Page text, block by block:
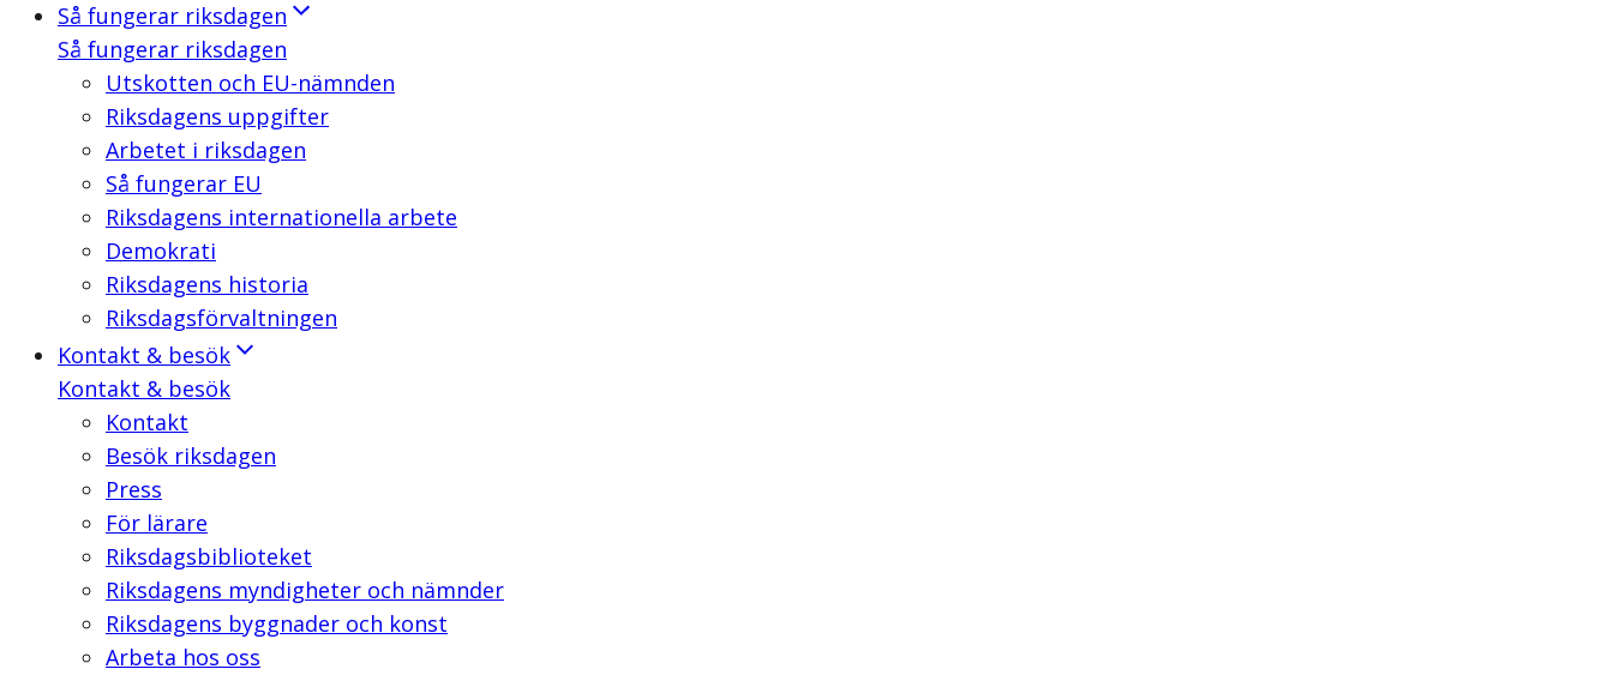
Så fungerar riksdagen
Så fungerar riksdagen
Utskotten och EU-nämnden
Riksdagens uppgifter
Arbetet i riksdagen
Så fungerar EU
Riksdagens internationella arbete
Demokrati
Riksdagens historia
Riksdagsförvaltningen
Kontakt & besök
Kontakt & besök
Kontakt
Besök riksdagen
Press
För lärare
Riksdagsbiblioteket
Riksdagens myndigheter och nämnder
Riksdagens byggnader och konst
Arbeta hos oss